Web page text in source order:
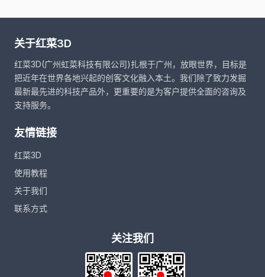
关于红菜3D
红菜3D(广州虹菜科技有限公司)扎根于广州，放眼世界，目标是
把近年在世界各地兴起的创客文化融入本土。我们除了致力发掘
最新最先进的科技产品外，更重要的是为客户提供全面的咨询及
支持服务。
友情链接
红菜3D
使用教程
关于我们
联系方式
关注我们